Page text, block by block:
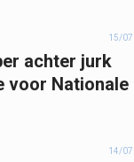
15/07
achter jurk
voor Nationale
14/07